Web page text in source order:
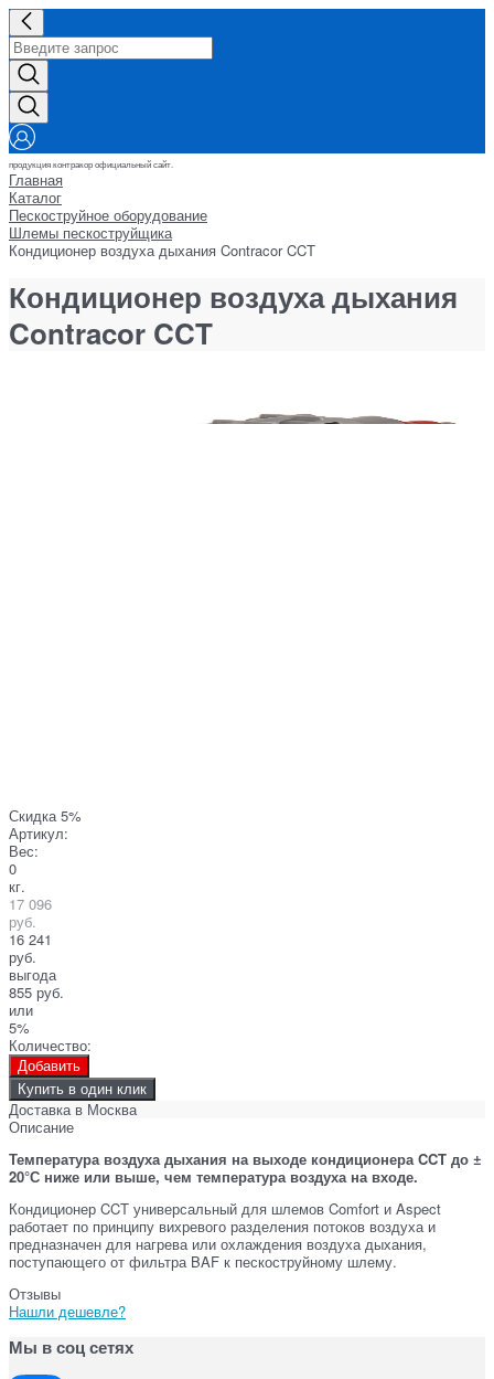
продукция контракор официальный сайт.
Главная
Каталог
Пескоструйное оборудование
Шлемы пескоструйщика
Кондиционер воздуха дыхания Contracor CCT
Кондиционер воздуха дыхания
Contracor CCT
Скидка 5%
Артикул:
Вес:
0
кг.
17 096
руб.
16 241
руб.
выгода
855 руб.
или
5%
Количество:
Добавить
Купить в один клик
Доставка в Москва
Описание
Температура воздуха дыхания на выходе кондиционера CCT до ±
20°С ниже или выше, чем температура воздуха на входе.
Кондиционер CCT универсальный для шлемов Comfort и Aspect
работает по принципу вихревого разделения потоков воздуха и
предназначен для нагрева или охлаждения воздуха дыхания,
поступающего от фильтра BAF к пескоструйному шлему.
Отзывы
Нашли дешевле?
Мы в соц сетях